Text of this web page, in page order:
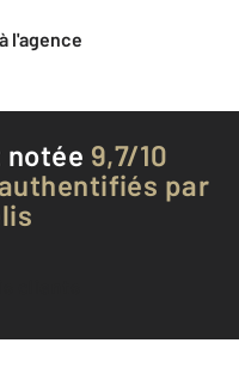
l'agence
notée 9,7/10
par
clients